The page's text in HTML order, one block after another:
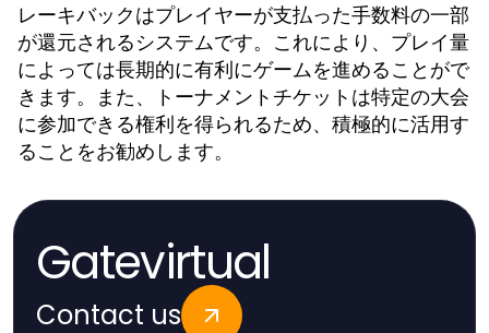
レーキバックはプレイヤーが支払った手数料の一部
が還元されるシステムです。これにより、プレイ量
によっては長期的に有利にゲームを進めることがで
きます。また、トーナメントチケットは特定の大会
に参加できる権利を得られるため、積極的に活用す
ることをお勧めします。
Gatevirtual
Contact us